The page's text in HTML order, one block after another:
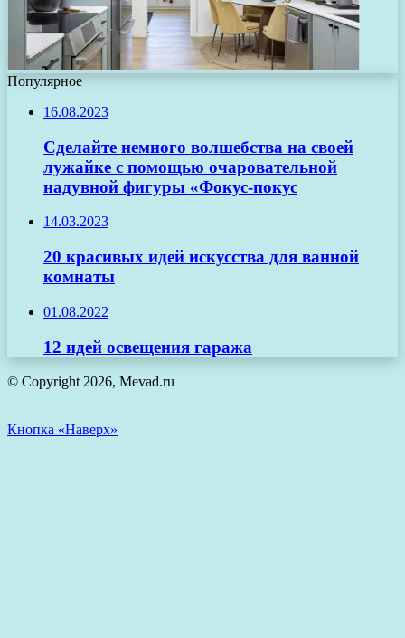
Популярное
16.08.2023
Сделайте немного волшебства на своей
лужайке с помощью очаровательной
надувной фигуры «Фокус-покус
14.03.2023
20 красивых идей искусства для ванной
комнаты
01.08.2022
12 идей освещения гаража
© Copyright 2026, Mevad.ru
Кнопка «Наверх»